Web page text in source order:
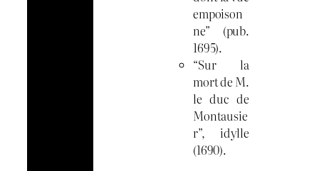
empoison
ne” (pub.
1695).
“Sur la
mort de M.
le duc de
Montausie
r”, idylle
(1690).